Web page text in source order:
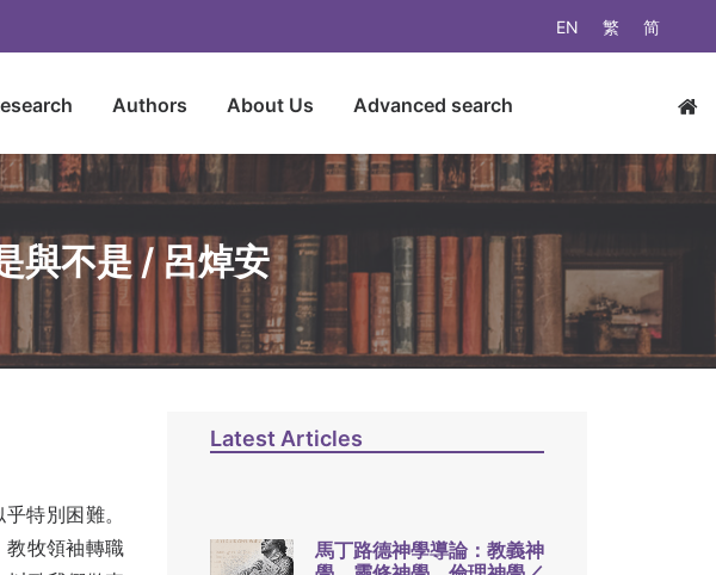
EN 繁 简
Authors About Us Advanced search
與不是 / 呂焯安
特別困難。
教牧領袖轉職
Latest Articles
馬丁路德神學導論：教義神